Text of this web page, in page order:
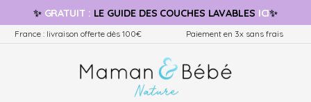
✨ GRATUIT: LE GUIDE DES COUCHES LAVABLES ICI✨
France : livraison offerte dès 100€ Paiement en 3x sans frais